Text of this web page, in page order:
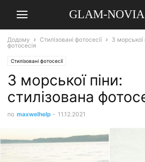
GLAM-
Додому Стилізовані фотосесії
З морської
фотосесія
Стилізовані фотосесії
З морської піни:
стилізована
по maxwelhelp - 11.12.2021